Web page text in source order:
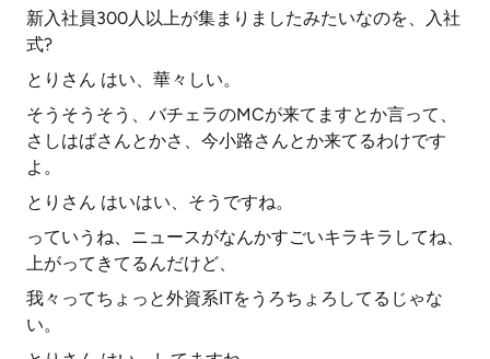
新入社員300人以上が集まりましたみたいなのを、入社
式?
とりさん はい、華々しい。
そうそうそう、バチェラのMCが来てますとか言って、
さしはばさんとかさ、今小路さんとか来てるわけです
よ。
とりさん はいはい、そうですね。
っていうね、ニュースがなんかすごいキラキラしてね、
上がってきてるんだけど、
我々ってちょっと外資系ITをうろちょろしてるじゃな
い。